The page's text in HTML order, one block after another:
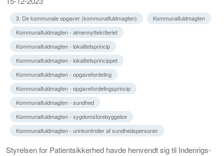
3. De kommunale opgaver (kommunalfuldmagten)
Kommunalfuldmagten
Kommunalfuldmagten - almennyttekriteriet
Kommunalfuldmagten - lokalitetsprincip
Kommunalfuldmagten - lokalitetsprincippet
Kommunalfuldmagten - opgavefordeling
Kommunalfuldmagten - opgavefordelingsprincip
Kommunalfuldmagten - sundhed
Kommunalfuldmagten - sygdomsforebyggelse
Kommunalfuldmagten - urinkontroller af sundhedspersoner
Styrelsen for Patientsikkerhed havde henvendt sig til Indenrigs-